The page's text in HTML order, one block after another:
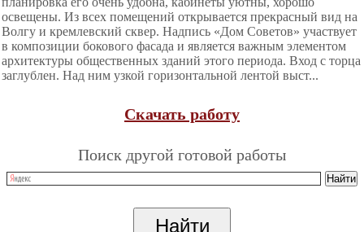
освещены. Из всех помещений открывается прекрасный вид на
Волгу и кремлевский сквер. Надпись «Дом Советов» участвует
в композиции бокового фасада и является важным элементом
архитектуры общественных зданий этого периода. Вход с торца
заглублен. Над ним узкой горизонтальной лентой выст...
Скачать работу
Поиск другой готовой работы